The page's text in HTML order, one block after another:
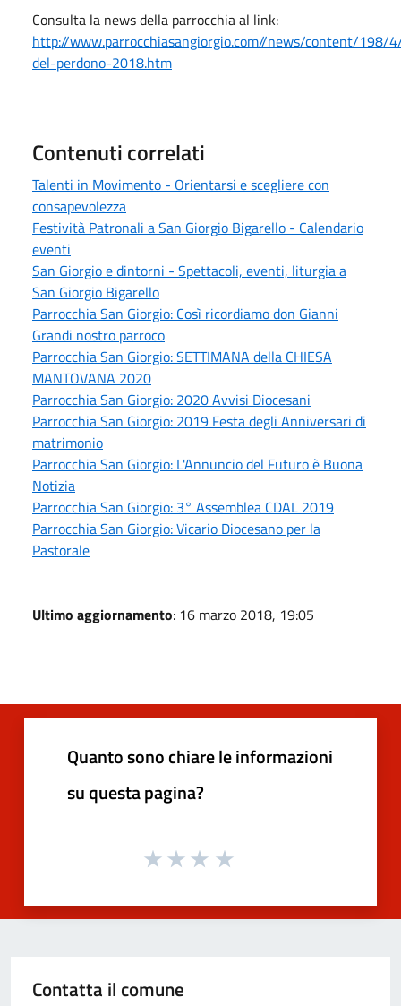
Consulta la news della parrocchia al link:
http://www.parrocchiasangiorgio.com//news/content/198/
del-perdono-2018.htm
Contenuti correlati
Talenti in Movimento - Orientarsi e scegliere con
consapevolezza
Festività Patronali a San Giorgio Bigarello - Calendario
eventi
San Giorgio e dintorni - Spettacoli, eventi, liturgia a
San Giorgio Bigarello
Parrocchia San Giorgio: Così ricordiamo don Gianni
Grandi nostro parroco
Parrocchia San Giorgio: SETTIMANA della CHIESA
MANTOVANA 2020
Parrocchia San Giorgio: 2020 Avvisi Diocesani
Parrocchia San Giorgio: 2019 Festa degli Anniversari di
matrimonio
Parrocchia San Giorgio: L'Annuncio del Futuro è Buona
Notizia
Parrocchia San Giorgio: 3° Assemblea CDAL 2019
Parrocchia San Giorgio: Vicario Diocesano per la
Pastorale
Ultimo aggiornamento: 16 marzo 2018, 19:05
Quanto sono chiare le informazioni
su questa pagina?
Contatta il comune